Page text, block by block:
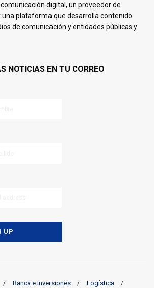
digital, un proveedor de
plataforma que desarrolla contenido
de comunicación y entidades públicas y
NOTICIAS EN TU CORREO
Banca e Inversiones Logística